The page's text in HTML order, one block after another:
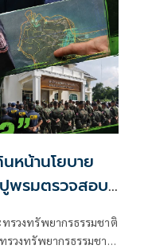
หน้านโยบาย
ปูพรมตรวจสอบ
ด พร้อมเร่ง
รหาดนุ้ย ภูเก็ต
รวงทรัพยากรธรรมชาติ
รวงทรัพยากรธรรมชาติ